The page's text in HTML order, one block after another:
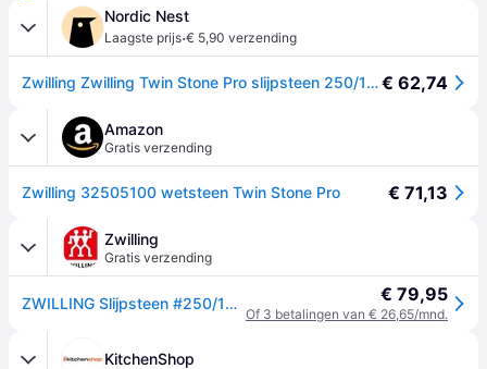
Nordic Nest
Laagste prijs·€ 5,90 verzending
Zwilling Zwilling Twin Stone Pro slijpsteen 250/1000 250/1000€ 62,74
Amazon
Gratis verzending
Zwilling 32505100 wetsteen Twin Stone Pro € 71,13
Zwilling
Gratis verzending
ZWILLING Slijpsteen #250/1000 - - ZWILLING € 79,95
Of 3 betalingen van € 26,65/mnd.
KitchenShop